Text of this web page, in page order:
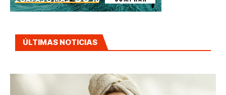
ÚLTIMAS NOTICIAS